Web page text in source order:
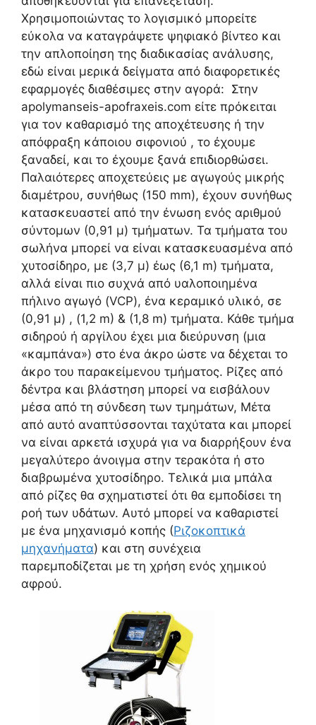
Χρησιμοποιώντας το λογισμικό μπορείτε
εύκολα να καταγράψετε ψηφιακό βίντεο και
την απλοποίηση της διαδικασίας ανάλυσης,
εδώ είναι μερικά δείγματα από διαφορετικές
εφαρμογές διαθέσιμες στην αγορά: Στην
apolymanseis-apofraxeis.com είτε πρόκειται
για τον καθαρισμό της αποχέτευσης ή την
απόφραξη κάποιου σιφονιού , το έχουμε
ξαναδεί, και το έχουμε ξανά επιδιορθώσει.
Παλαιότερες αποχετεύεις με αγωγούς μικρής
διαμέτρου, συνήθως (150 mm), έχουν συνήθως
κατασκευαστεί από την ένωση ενός αριθμού
σύντομων (0,91 μ) τμήματων. Τα τμήματα του
σωλήνα μπορεί να είναι κατασκευασμένα από
χυτοσίδηρο, με (3,7 μ) έως (6,1 m) τμήματα,
αλλά είναι πιο συχνά από υαλοποιημένα
πήλινο αγωγό (VCP), ένα κεραμικό υλικό, σε
(0,91 μ) , (1,2 m) & (1,8 m) τμήματα. Κάθε τμήμα
σιδηρού ή αργίλου έχει μια διεύρυνση (μια
«καμπάνα») στο ένα άκρο ώστε να δέχεται το
άκρο του παρακείμενου τμήματος. Ρίζες από
δέντρα και βλάστηση μπορεί να εισβάλουν
μέσα από τη σύνδεση των τμημάτων, Μέτα
από αυτό αναπτύσσονται ταχύτατα και μπορεί
να είναι αρκετά ισχυρά για να διαρρήξουν ένα
μεγαλύτερο άνοιγμα στην τερακότα ή στο
διαβρωμένα χυτοσίδηρο. Τελικά μια μπάλα
από ρίζες θα σχηματιστεί ότι θα εμποδίσει τη
ροή των υδάτων. Αυτό μπορεί να καθαριστεί
με ένα μηχανισμό κοπής (Ριζοκοπτικά
μηχανήματα) και στη συνέχεια
παρεμποδίζεται με τη χρήση ενός χημικού
αφρού.